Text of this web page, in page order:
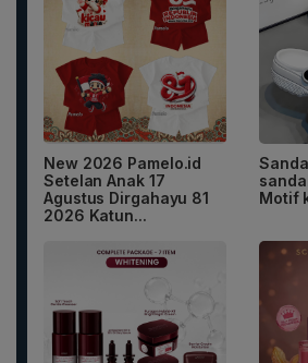
New 2026 Pamelo.id
Setelan Anak 17
Agustus Dirgahayu 81
2026 Katun...
Motif